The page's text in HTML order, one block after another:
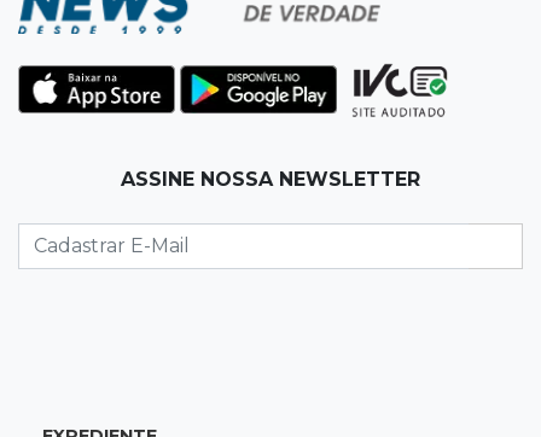
Obra do novo plenário da Assembleia chega a
10% e prevê 5 gabinetes extras
Coisa de brasileiro
mensagens do Pix
ASSINE NOSSA NEWSLETTER